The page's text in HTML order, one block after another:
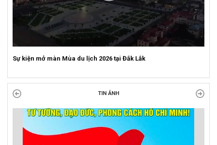
Sự kiện mở màn Mùa du lịch 2026 tại Đắk Lắk
TIN ẢNH